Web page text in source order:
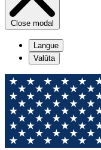
Close modal
Langue
Valūta